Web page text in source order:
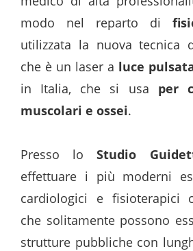
modo nel reparto di
utilizzata la nuova tecnica
che è un laser a luce
in Italia, che si usa per
muscolari e ossei.
Presso loStudio
effettuare i più moderni
cardiologici e fisioterapici
che solitamente possono
strutture pubbliche con